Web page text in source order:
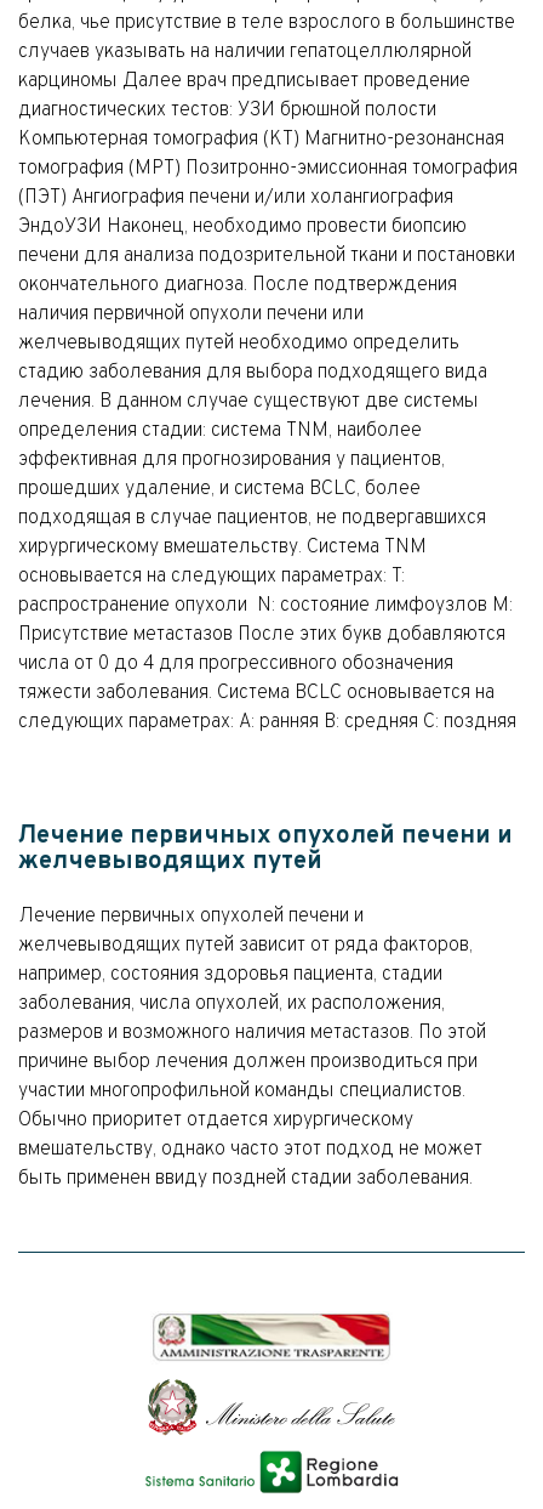
белка, чье присутствие в теле взрослого в большинстве
случаев указывать на наличии гепатоцеллюлярной
карциномы Далее врач предписывает проведение
диагностических тестов: УЗИ брюшной полости
Компьютерная томография (КТ) Магнитно-резонансная
томография (МРТ) Позитронно-эмиссионная томография
(ПЭТ) Ангиография печени и/или холангиография
ЭндоУЗИ Наконец, необходимо провести биопсию
печени для анализа подозрительной ткани и постановки
окончательного диагноза. После подтверждения
наличия первичной опухоли печени или
желчевыводящих путей необходимо определить
стадию заболевания для выбора подходящего вида
лечения. В данном случае существуют две системы
определения стадии: система TNM, наиболее
эффективная для прогнозирования у пациентов,
прошедших удаление, и система BCLC, более
подходящая в случае пациентов, не подвергавшихся
хирургическому вмешательству. Система TNM
основывается на следующих параметрах: T:
распространение опухоли N: состояние лимфоузлов M:
Присутствие метастазов После этих букв добавляются
числа от 0 до 4 для прогрессивного обозначения
тяжести заболевания. Система BCLC основывается на
следующих параметрах: A: ранняя B: средняя C: поздняя
Лечение первичных опухолей печени и
желчевыводящих путей
Лечение первичных опухолей печени и
желчевыводящих путей зависит от ряда факторов,
например, состояния здоровья пациента, стадии
заболевания, числа опухолей, их расположения,
размеров и возможного наличия метастазов. По этой
причине выбор лечения должен производиться при
участии многопрофильной команды специалистов.
Обычно приоритет отдается хирургическому
вмешательству, однако часто этот подход не может
быть применен ввиду поздней стадии заболевания.